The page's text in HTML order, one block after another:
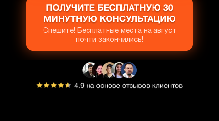
Спешите! Бесплатные места на август
почти закончились!